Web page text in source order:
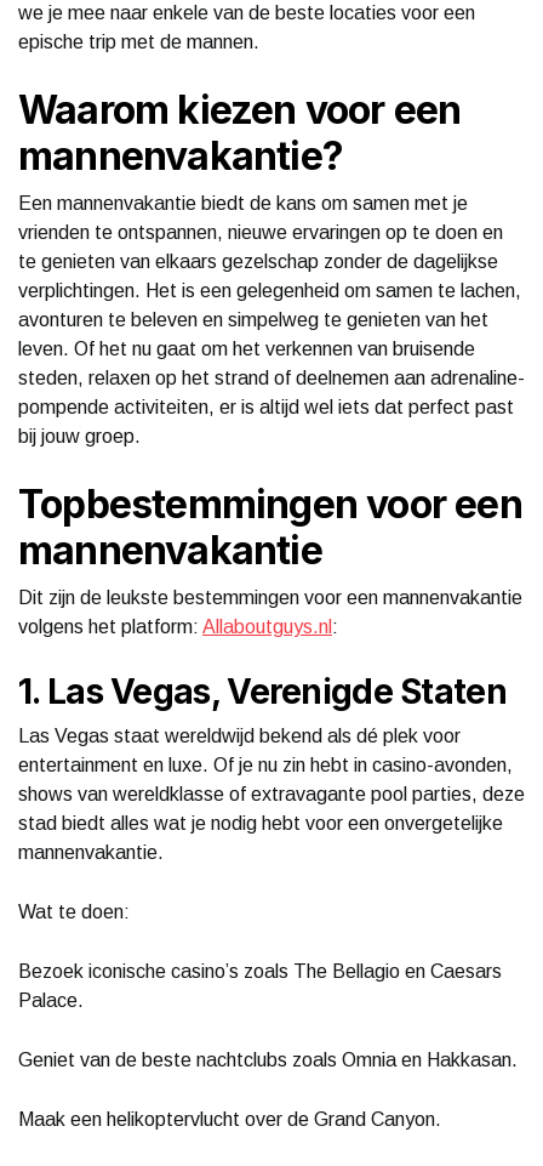
we je mee naar enkele van de beste locaties voor een
epische trip met de mannen.
Waarom kiezen voor een
mannenvakantie?
Een mannenvakantie biedt de kans om samen met je
vrienden te ontspannen, nieuwe ervaringen op te doen en
te genieten van elkaars gezelschap zonder de dagelijkse
verplichtingen. Het is een gelegenheid om samen te lachen,
avonturen te beleven en simpelweg te genieten van het
leven. Of het nu gaat om het verkennen van bruisende
steden, relaxen op het strand of deelnemen aan adrenaline-
pompende activiteiten, er is altijd wel iets dat perfect past
bij jouw groep.
Topbestemmingen voor een
mannenvakantie
Dit zijn de leukste bestemmingen voor een mannenvakantie
volgens het platform: Allaboutguys.nl :
1. Las Vegas, Verenigde Staten
Las Vegas staat wereldwijd bekend als dé plek voor
entertainment en luxe. Of je nu zin hebt in casino-avonden,
shows van wereldklasse of extravagante pool parties, deze
stad biedt alles wat je nodig hebt voor een onvergetelijke
mannenvakantie.
Wat te doen:
Bezoek iconische casino’s zoals The Bellagio en Caesars
Palace.
Geniet van de beste nachtclubs zoals Omnia en Hakkasan.
Maak een helikoptervlucht over de Grand Canyon.